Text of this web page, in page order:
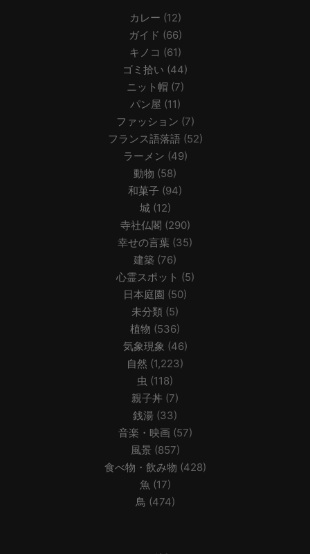
カレー (12)
ガイド (66)
キノコ (61)
ゴミ拾い (44)
ニット帽 (7)
パン屋 (11)
ファッション (7)
フランス語落語 (52)
ラーメン (49)
動物 (58)
和菓子 (94)
城(12)
寺社仏閣 (290)
幸せの言葉 (35)
建築 (76)
心霊スポット (5)
日本庭園 (50)
未分類 (5)
植物 (536)
気象現象 (46)
自然 (1,223)
虫 (118)
親子丼 (7)
銭湯 (33)
音楽・映画 (57)
風景(857)
食べ物・飲み物 (428)
魚 (17)
鳥 (474)